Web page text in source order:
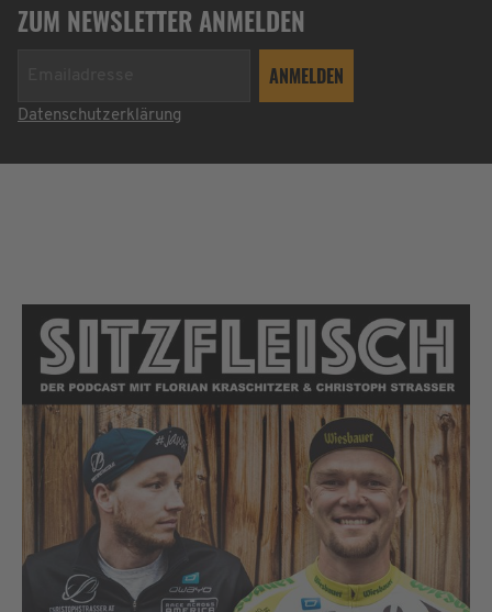
ZUM NEWSLETTER ANMELDEN
Datenschutzerklärung